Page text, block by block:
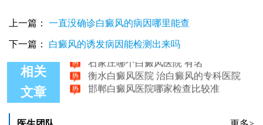
上一篇： 一直没确诊白癜风的病因哪里能查
下一篇： 白癜风的诱发病因能检测出来吗
相关
文章
白癜风医院治疗孩子面部白癜风收费多少
网上是如何预约白癜风医生的
衡水白癜风医院 治白癜风的专科医院
邯郸白癜风医院哪家检查比较准